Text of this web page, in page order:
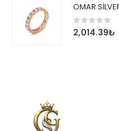
0 out of 5
2,014.39₺